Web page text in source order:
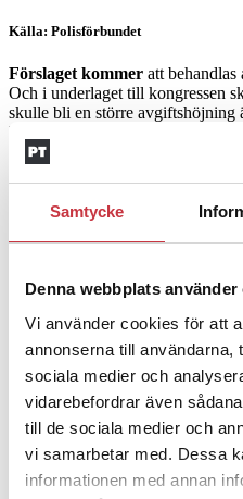
Samtycke
Denna webbplats använder
Vi använder cookies för att
annonserna till användarna,
sociala medier och
vidarebefordrar även
till de sociala medier och
vi samarbetar med. Dessa
informationen med annan
Källa: Polisförbundet
Förslaget kommer att
Och i underlaget till kongressen
skulle bli en större avgiftshöjning
löneutvecklingen innebär att
andel av lönen än tidigare:
Till kongressen har
det även
fackförbund. Förbundsstyrelsen
arbetslöshetsersättning.
RABATT FÖR VISSA
kollektiv försäkringspremie på
29–65 kronor.
Studerandemedlemmar:Betalar